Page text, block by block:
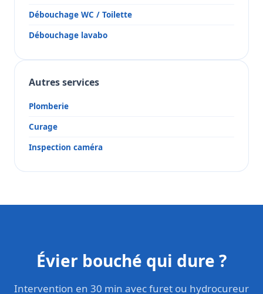
Débouchage WC / Toilette
Débouchage lavabo
Autres services
Plomberie
Curage
Inspection caméra
Évier bouché qui dure ?
Intervention en 30 min avec furet ou hydrocureur